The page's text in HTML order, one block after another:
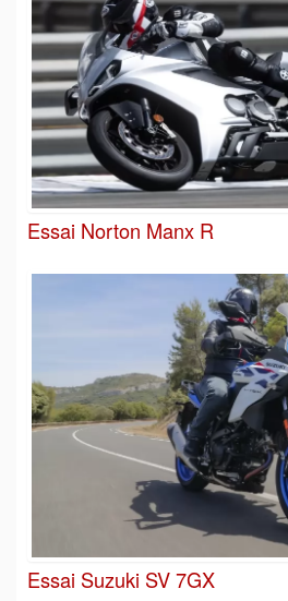
Essai Norton Manx R
Essai Suzuki SV 7GX